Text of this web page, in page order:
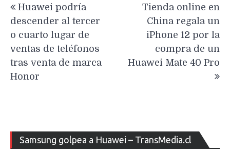
de
entradas
Huawei podría
descender al tercer
o cuarto lugar de
ventas de teléfonos
tras venta de marca
Honor
Tienda online en
China regala un
iPhone 12 por la
compra de un
Huawei Mate 40 Pro
Samsung golpea a Huawei – TransMedia.cl
de